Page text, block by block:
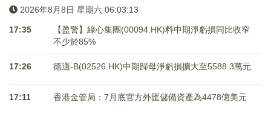
2026年8月8日 星期六 06:03:13
17:35
【盈警】綠心集團(00094.HK)料中期淨虧損同比收窄
不少於85%
17:26 德適-B(02526.HK)中期歸母淨虧損擴大至5588.3萬元
17:11 香港金管局：7月底官方外匯儲備資產為4478億美元